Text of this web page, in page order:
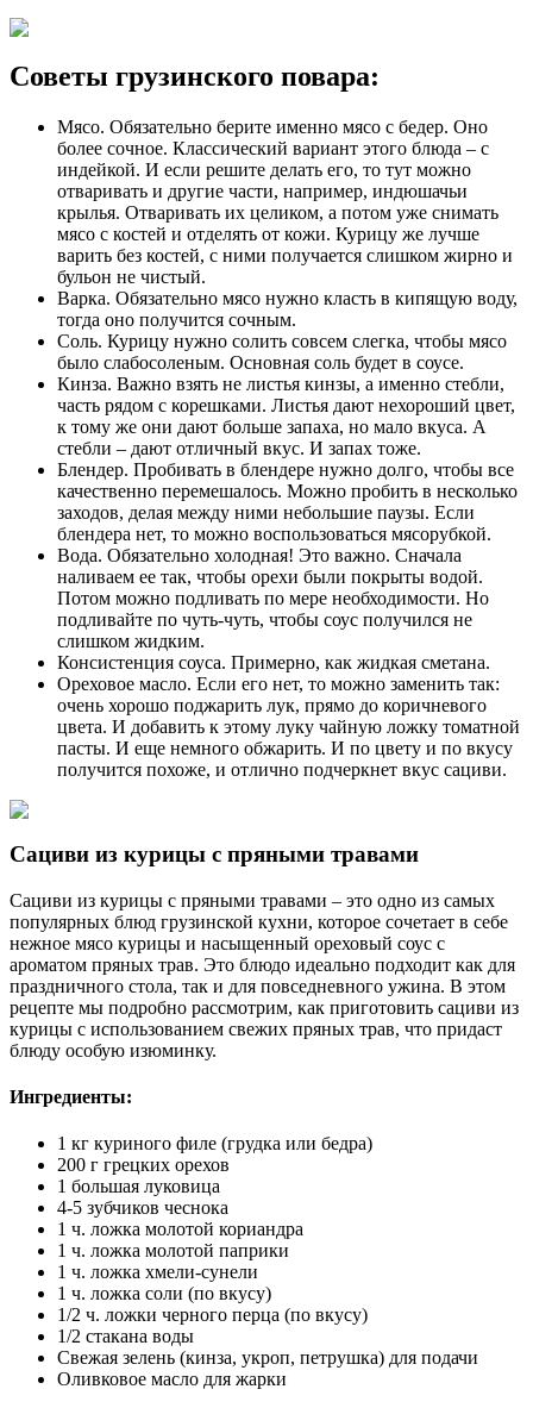
Советы грузинского повара:
Мясо. Обязательно берите именно мясо с бедер. Оно
более сочное. Классический вариант этого блюда – с
индейкой. И если решите делать его, то тут можно
отваривать и другие части, например, индюшачьи
крылья. Отваривать их целиком, а потом уже снимать
мясо с костей и отделять от кожи. Курицу же лучше
варить без костей, с ними получается слишком жирно и
бульон не чистый.
Варка. Обязательно мясо нужно класть в кипящую воду,
тогда оно получится сочным.
Соль. Курицу нужно солить совсем слегка, чтобы мясо
было слабосоленым. Основная соль будет в соусе.
Кинза. Важно взять не листья кинзы, а именно стебли,
часть рядом с корешками. Листья дают нехороший цвет,
к тому же они дают больше запаха, но мало вкуса. А
стебли – дают отличный вкус. И запах тоже.
Блендер. Пробивать в блендере нужно долго, чтобы все
качественно перемешалось. Можно пробить в несколько
заходов, делая между ними небольшие паузы. Если
блендера нет, то можно воспользоваться мясорубкой.
Вода. Обязательно холодная! Это важно. Сначала
наливаем ее так, чтобы орехи были покрыты водой.
Потом можно подливать по мере необходимости. Но
подливайте по чуть-чуть, чтобы соус получился не
слишком жидким.
Консистенция соуса. Примерно, как жидкая сметана.
Ореховое масло. Если его нет, то можно заменить так:
очень хорошо поджарить лук, прямо до коричневого
цвета. И добавить к этому луку чайную ложку томатной
пасты. И еще немного обжарить. И по цвету и по вкусу
получится похоже, и отлично подчеркнет вкус сациви.
Сациви из курицы с пряными травами
Сациви из курицы с пряными травами – это одно из самых
популярных блюд грузинской кухни, которое сочетает в себе
нежное мясо курицы и насыщенный ореховый соус с
ароматом пряных трав. Это блюдо идеально подходит как для
праздничного стола, так и для повседневного ужина. В этом
рецепте мы подробно рассмотрим, как приготовить сациви из
курицы с использованием свежих пряных трав, что придаст
блюду особую изюминку.
Ингредиенты:
1 кг куриного филе (грудка или бедра)
200 г грецких орехов
1 большая луковица
4-5 зубчиков чеснока
1 ч. ложка молотой кориандра
1 ч. ложка молотой паприки
1 ч. ложка хмели-сунели
1 ч. ложка соли (по вкусу)
1/2 ч. ложки черного перца (по вкусу)
1/2 стакана воды
Свежая зелень (кинза, укроп, петрушка) для подачи
Оливковое масло для жарки